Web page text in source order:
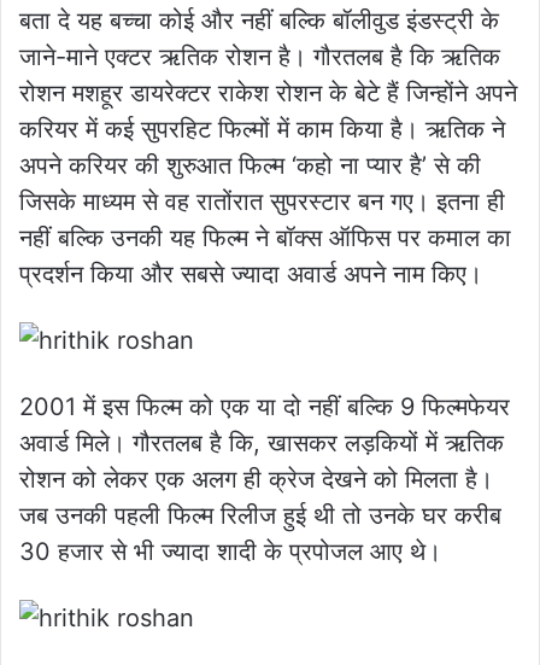
बता दे यह बच्चा कोई और नहीं बल्कि बॉलीवुड इंडस्ट्री के
जाने-माने एक्टर ऋतिक रोशन है। गौरतलब है कि ऋतिक
रोशन मशहूर डायरेक्टर राकेश रोशन के बेटे हैं जिन्होंने अपने
करियर में कई सुपरहिट फिल्मों में काम किया है। ऋतिक ने
अपने करियर की शुरुआत फिल्म ‘कहो ना प्यार है’ से की
जिसके माध्यम से वह रातोंरात सुपरस्टार बन गए। इतना ही
नहीं बल्कि उनकी यह फिल्म ने बॉक्स ऑफिस पर कमाल का
प्रदर्शन किया और सबसे ज्यादा अवार्ड अपने नाम किए।
2001 में इस फिल्म को एक या दो नहीं बल्कि 9 फिल्मफेयर
अवार्ड मिले। गौरतलब है कि, खासकर लड़कियों में ऋतिक
रोशन को लेकर एक अलग ही क्रेज देखने को मिलता है।
जब उनकी पहली फिल्म रिलीज हुई थी तो उनके घर करीब
30 हजार से भी ज्यादा शादी के प्रपोजल आए थे।